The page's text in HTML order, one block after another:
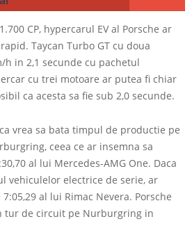
CP, hypercarul EV al Porsche ar
Taycan Turbo GT cu doua
h in 2,1 secunde cu pachetul
cu trei motoare ar putea fi chiar
ca acesta sa fie sub 2,0 secunde.
vrea sa bata timpul de productie pe
ceea ce ar insemna sa
al lui Mercedes-AMG One. Daca
vehiculelor electrice de serie, ar
al lui Rimac Nevera. Porsche
tur de circuit pe Nurburgring in